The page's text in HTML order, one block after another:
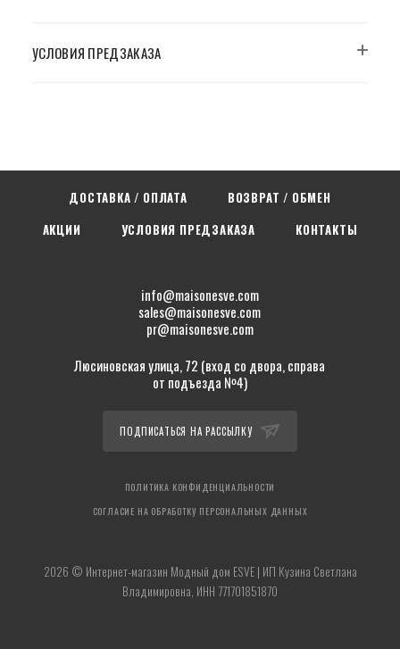
УСЛОВИЯ ПРЕДЗАКАЗА
ДОСТАВКА / ОПЛАТА
ВОЗВРАТ / ОБМЕН
АКЦИИ
УСЛОВИЯ ПРЕДЗАКАЗА КОНТАКТЫ
info@maisonesve.com
sales@maisonesve.com
pr@maisonesve.com
Люсиновская улица, 72 (вход со двора, справа
от подъезда №4)
ПОДПИСАТЬСЯ НА РАССЫЛКУ
ПОЛИТИКА КОНФИДЕНЦИАЛЬНОСТИ
СОГЛАСИЕ НА ОБРАБОТКУ ПЕРСОНАЛЬНЫХ ДАННЫХ
2026 © Интернет-магазин Модный дом ESVE | ИП Кузина Светлана
Владимировна, ИНН 771701851870